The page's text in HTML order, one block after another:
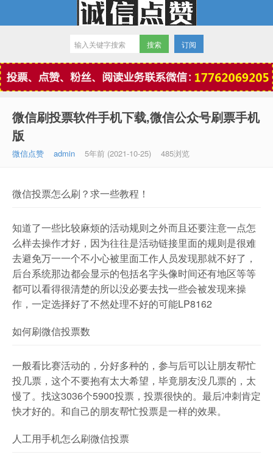
微信点赞
订阅
微信刷投票软件手机下载,微信公众号刷票手机
版
微信点赞 admin 5年前 (2021-10-25) 485浏览
微信投票怎么刷？求一些教程！
知道了一些比较麻烦的活动规则之外而且还要注意一点怎
么样去操作才好，因为往往是活动链接里面的规则是很难
去避免万一一个不小心被里面工作人员发现那就不好了，
后台系统那边都会显示的包括名字头像时间还有地区等等
都可以看得很清楚的所以没必要去找一些会被发现来操
作，一定选择好了不然处理不好的可能LP8162
如何刷微信投票数
一般看比赛活动的，分好多种的，参与后可以让朋友帮忙
投几票，这个不要抱有太大希望，毕竟朋友没几票的，太
慢了。找这3036个5900投票，投票很快的。最后冲刺肯定
快才好的。和自己的朋友帮忙投票是一样的效果。
人工用手机怎么刷微信投票